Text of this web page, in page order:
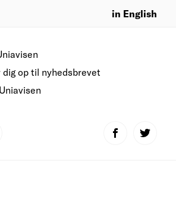
in English
dig op til nyhedsbrevet